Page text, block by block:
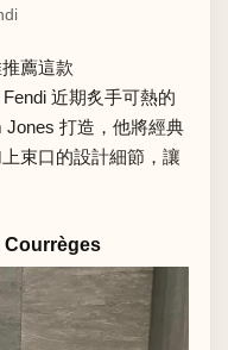
薦這款
近期炙手可熱的
打造，他將經典
束口的設計細節，讓
Courrèges